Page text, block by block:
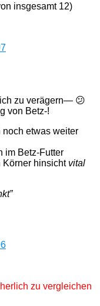
insgesamt 12)
zu verägern— 😕
von Betz-!
noch etwas weiter
im Betz-Futter
Körner hinsicht vital
zu vergleichen